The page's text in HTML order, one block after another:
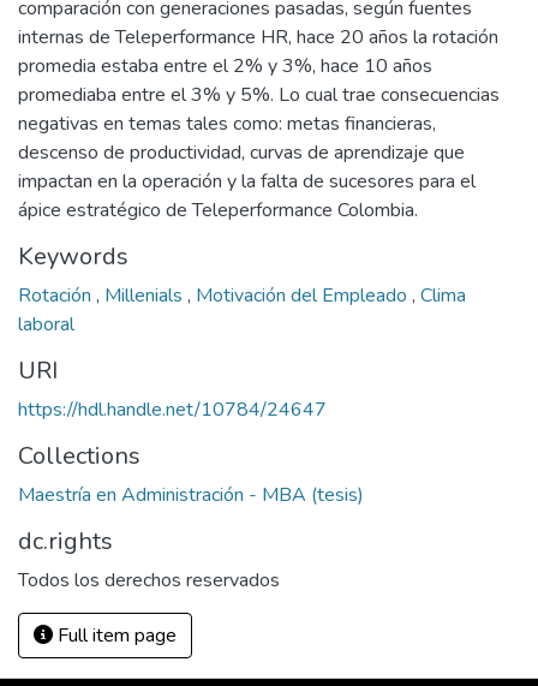
comparación con generaciones pasadas, según fuentes
internas de Teleperformance HR, hace 20 años la rotación
promedia estaba entre el 2% y 3%, hace 10 años
promediaba entre el 3% y 5%. Lo cual trae consecuencias
negativas en temas tales como: metas financieras,
descenso de productividad, curvas de aprendizaje que
impactan en la operación y la falta de sucesores para el
ápice estratégico de Teleperformance Colombia.
Keywords
Rotación , Millenials , Motivación del Empleado , Clima
laboral
URI
https://hdl.handle.net/10784/24647
Collections
Maestría en Administración - MBA (tesis)
dc.rights
Todos los derechos reservados
Full item page